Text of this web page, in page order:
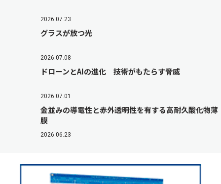
2026.07.23
グラスが放つ光
2026.07.08
ドローンとAIの進化 技術がもたらす脅威
2026.07.01
金並みの導電性と赤外透明性を有する高耐久酸化物薄
膜
2026.06.23